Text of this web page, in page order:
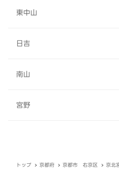
東中山
日吉
南山
宮野
トップ 京都府 京都市 右京区 京北